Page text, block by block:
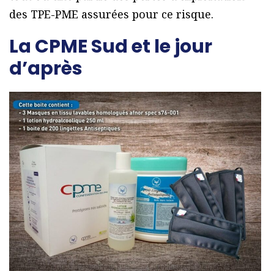
des TPE-PME assurées pour ce risque.
La CPME Sud et le jour
d’après